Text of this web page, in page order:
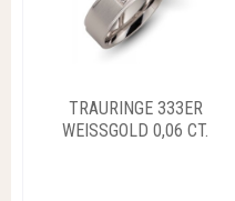
TRAURINGE 333ER
WEISSGOLD 0,06 CT.